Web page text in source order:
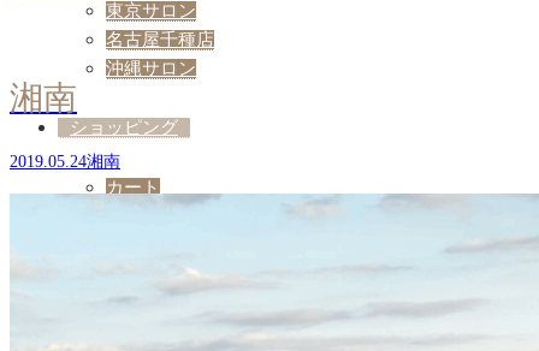
東京サロン
名古屋千種店
沖縄サロン
ショッピング
カート
湘南
2019.05.24湘南